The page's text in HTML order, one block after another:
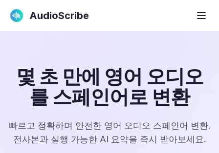
AudioScribe
몇 초 만에 영어 오디오
를 스페인어로 변환
빠르고 정확하며 안전한 영어 오디오 스페인어 변환.
전사본과 실행 가능한 AI 요약을 즉시 받아보세요.